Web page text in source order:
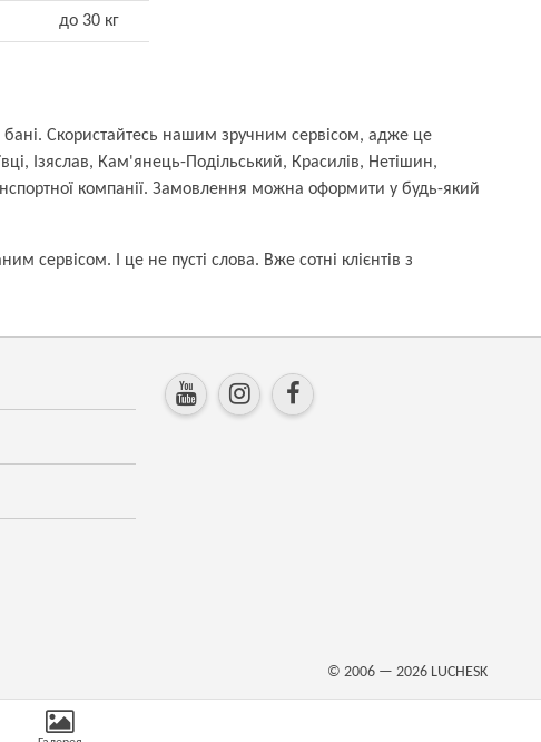
до 30 кг
Скористайтесь нашим зручним сервісом, адже це
Ізяслав, Кам'янець-Подільський, Красилів, Нетішин,
компанії. Замовлення можна оформити у будь-який
І це не пусті слова. Вже сотні клієнтів з
© 2006 — 2026 LUCHESK